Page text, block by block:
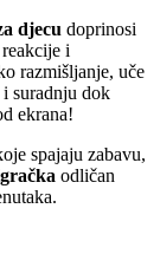
djecu doprinosi
i
razmišljanje, uče
suradnju dok
ekrana!
spajaju zabavu,
odličan